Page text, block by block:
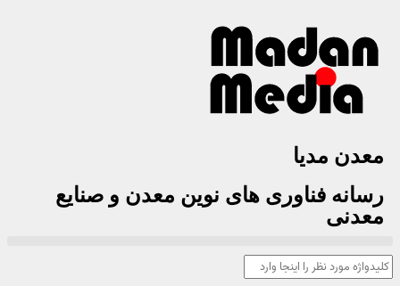
معدن مدیا
رسانه فناوری های نوین معدن و صنایع
معدنی